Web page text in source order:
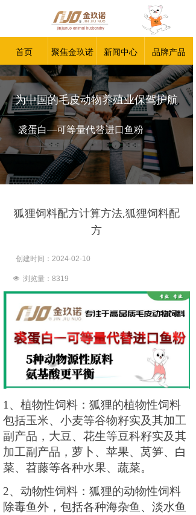
为中国的毛皮动物养殖业保驾护航
裘蛋白—可等量代替进口鱼粉
首页 聚焦金玖诺 新闻中心 品牌产品
狐狸饲料配方计算方法,狐狸饲料配
方
1、植物性饲料：狐狸的植物性饲料
包括玉米、小麦等谷物籽实及其加工
副产品，大豆、花生等豆科籽实及其
加工副产品，萝卜、苹果、莴笋、白
菜、苕藤等各种水果、蔬菜。
2、动物性饲料：狐狸的动物性饲料
除毒鱼外，包括各种海杂鱼、淡水鱼
创建时间： 2024-02-10
넶 浏览量：8319